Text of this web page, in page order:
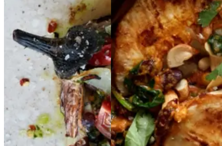
med med bønne-
tomatfyld,bønne-
tomatfyld,
bagtebagte løg,løg,
chili
chili ogog
basilikumpestobasili
kumpesto
leri,
kidneybønnerkidney
bønner ogog
spinatspinat ii
indiskindisk tomat-
cashewsaucetomat-
cashewsauce